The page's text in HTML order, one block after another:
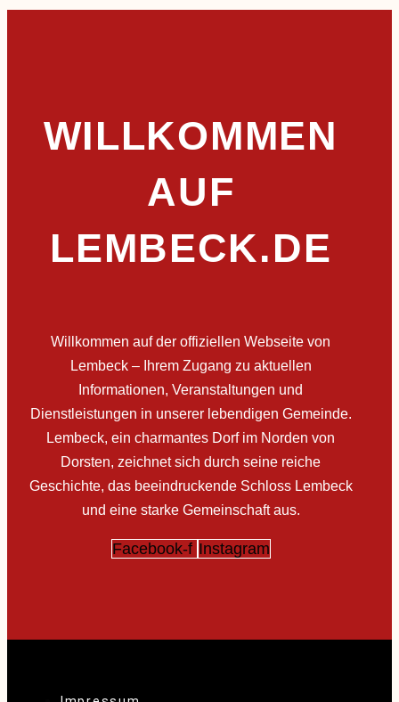
WILLKOMMEN
AUF
LEMBECK.DE
Willkommen auf der offiziellen Webseite von
Lembeck – Ihrem Zugang zu aktuellen
Informationen, Veranstaltungen und
Dienstleistungen in unserer lebendigen Gemeinde.
Lembeck, ein charmantes Dorf im Norden von
Dorsten, zeichnet sich durch seine reiche
Geschichte, das beeindruckende Schloss Lembeck
und eine starke Gemeinschaft aus.
Facebook-f Instagram